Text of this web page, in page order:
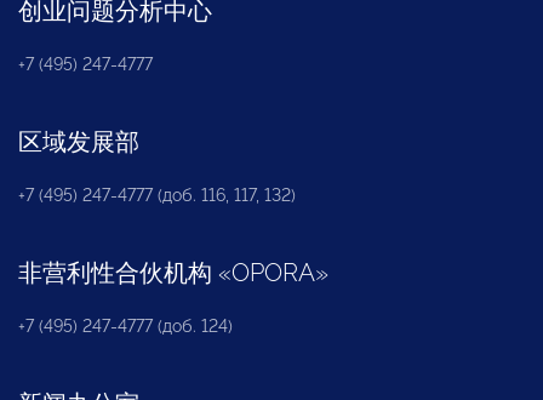
创业问题分析中心
+7 (495) 247-4777
区域发展部
+7 (495) 247-4777 (доб. 116, 117, 132)
非营利性合伙机构 «OPORA»
+7 (495) 247-4777 (доб. 124)